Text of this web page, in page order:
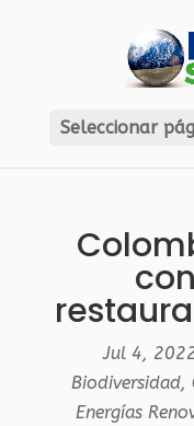
Seleccionar
Jul 4,
Biodiversidad,
Energías